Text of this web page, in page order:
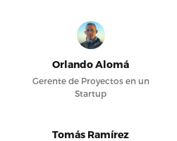
Orlando Alomá
Gerente de Proyectos en un
Startup
Tomás Ramírez